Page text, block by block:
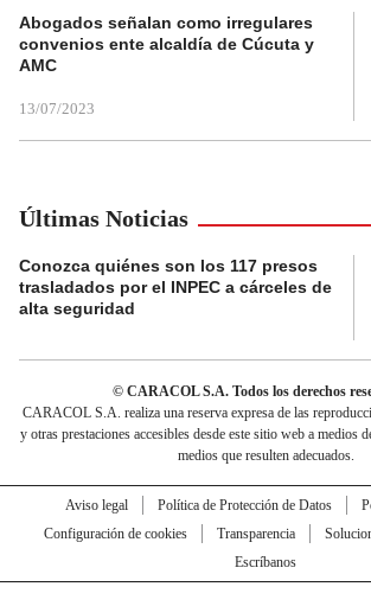
Abogados señalan como irregulares
convenios ente alcaldía de Cúcuta y
AMC
13/07/2023
Últimas Noticias
Conozca quiénes son los 117 presos
trasladados por el INPEC a cárceles de
alta seguridad
© CARACOL S.A. Todos los derechos
CARACOL S.A. realiza una reserva expresa de las
y otras prestaciones accesibles desde este sitio web a medios
medios que resulten adecuados.
Aviso legal Política de Protección de Datos
Configuración de cookies
Transparencia
Escríbanos